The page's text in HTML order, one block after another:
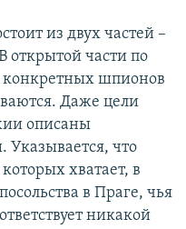
из двух частей –
открытой части по
шпионов
Даже цели
описаны
Указывается, что
хватает, в
в Праге, чья
никакой